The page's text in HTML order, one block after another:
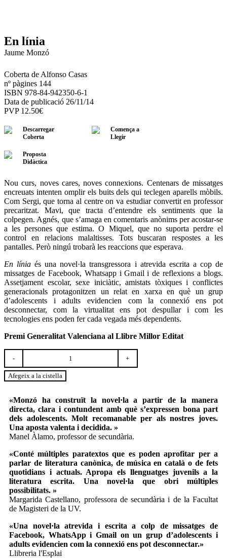
En línia
Jaume Monzó
Coberta de Alfonso Casas
nº pàgines 144
ISBN 978-84-942350-6-1
Data de publicació 26/11/14
PVP 12.50€
Descarregar
Coberta
Comença a
Llegir
Proposta
Didàctica
Nou curs, noves cares, noves connexions. Centenars de missatges
encreuats intenten omplir els buits dels qui teclegen aparells mòbils.
Com Sergi, que torna al centre on va estudiar convertit en professor
precaritzat. Mavi, que tracta d’entendre els sentiments que la
colpegen. Agnés, que s’amaga en comentaris anònims per acostar-se
a les persones que estima. O Miquel, que no suporta perdre el
control en relacions malaltisses. Tots buscaran respostes a les
pantalles. Però ningú trobarà les reaccions que esperava.
En línia és una novel·la transgressora i atrevida escrita a cop de
missatges de Facebook, Whatsapp i Gmail i de reflexions a blogs.
Assetjament escolar, sexe iniciàtic, amistats tòxiques i conflictes
generacionals protagonitzen un relat en xarxa en què un grup
d’adolescents i adults evidencien com la connexió ens pot
desconnectar, com la virtualitat ens pot despullar i com les
tecnologies ens poden fer cada vegada més dependents.
Premi Generalitat Valenciana al Llibre Millor Editat
quantitat
En
línia
Afegeix a la cistella
«Monzó ha construït la novel·la a partir de la manera
directa, clara i contundent amb què s’expressen bona part
dels adolescents. Molt recomanable per als nostres joves.
Una aposta valenta i decidida. »
Manel Àlamo, professor de secundària.
«Conté múltiples paratextos que es poden aprofitar per a
parlar de literatura canònica, de música en català o de fets
quotidians i actuals. Apropa els llenguatges juvenils a la
literatura escrita. Una novel·la que obri múltiples
possibilitats. »
Margarida Castellano, professora de secundària i de la Facultat
de Magisteri de la UV.
«Una novel·la atrevida i escrita a colp de missatges de
Facebook, WhatsApp i Gmail on un grup d’adolescents i
adults evidencien com la connexió ens pot desconnectar.»
Llibreria l'Esplai